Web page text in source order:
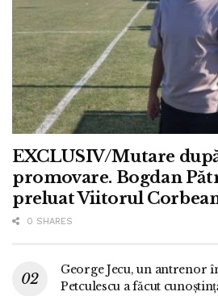
EXCLUSIV/Mutare
promovare. Bogdan
preluat Viitorul
0 SHARES
George Jecu, un antrenor
Petculescu a făcut